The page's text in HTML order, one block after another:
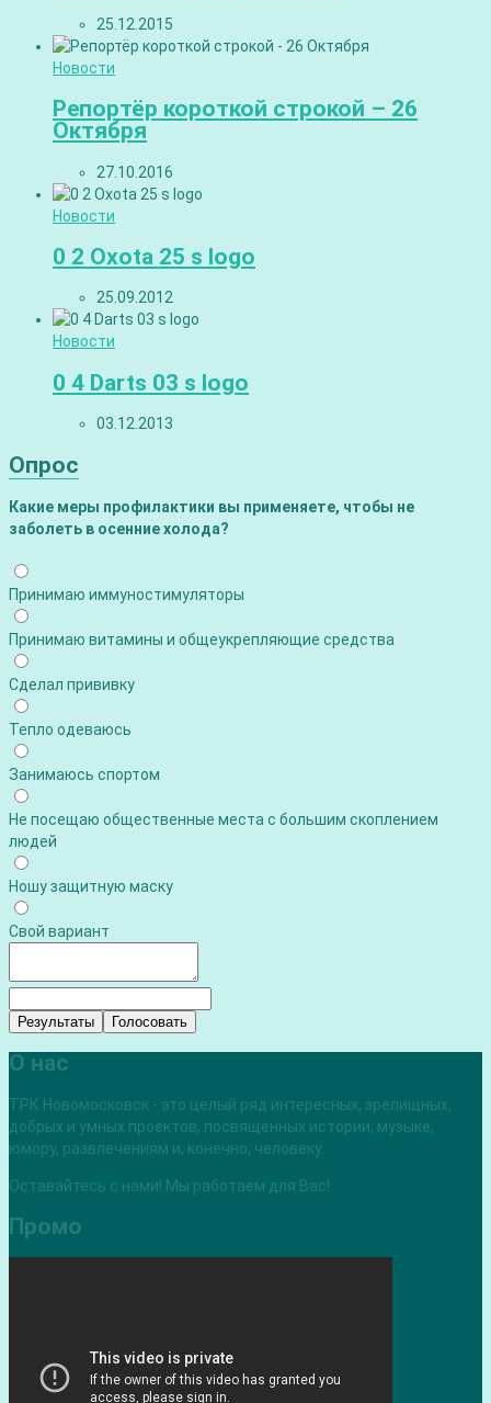
25.12.2015
Новости
Репортёр короткой строкой – 26
Октября
27.10.2016
Новости
0 2 Oxota 25 s logo
25.09.2012
Новости
0 4 Darts 03 s logo
03.12.2013
Опрос
Какие меры профилактики вы применяете, чтобы не
заболеть в осенние холода?
Принимаю иммуностимуляторы
Принимаю витамины и общеукрепляющие средства
Сделал прививку
Тепло одеваюсь
Занимаюсь спортом
Не посещаю общественные места с большим скоплением
людей
Ношу защитную маску
Свой вариант
Результаты Голосовать
О нас
ТРК Новомосковск - это целый ряд интересных, зрелищных,
добрых и умных проектов, посвященных истории, музыке,
юмору, развлечениям и, конечно, человеку.
Оставайтесь с нами! Мы работаем для Вас!
Промо